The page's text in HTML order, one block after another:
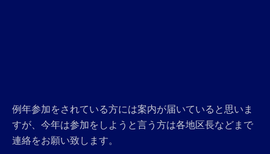
例年参加をされている方には案内が届いていると思いま
すが、今年は参加をしようと言う方は各地区長などまで
連絡をお願い致します。